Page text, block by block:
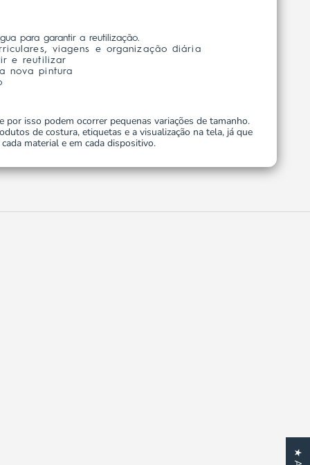
para garantir a reutilização.
viagens e organização diária
e reutilizar
nova pintura
isso podem ocorrer pequenas variações de tamanho.
de costura, etiquetas e a visualização na tela, já que
material e em cada dispositivo.